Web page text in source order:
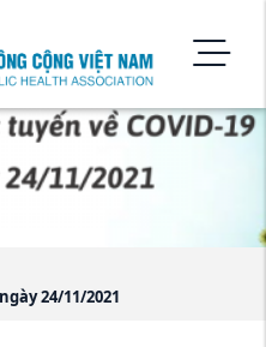
24/11/2021